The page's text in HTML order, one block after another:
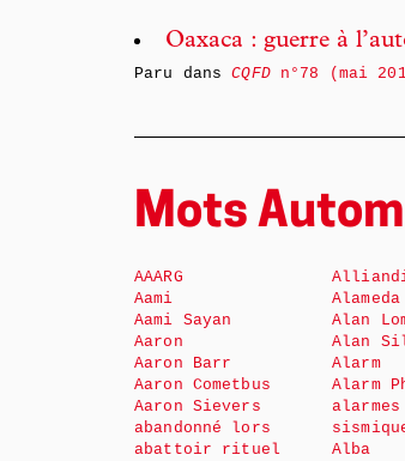
Oaxaca : guerre à
Paru dansCQFDn°78 (mai
Mots
AAARG
Aami
Aami Sayan
Aaron
Aaron Barr
Aaron Cometbus
Aaron Sievers
abandonné lors
abattoir rituel
Alameda
Alan
Alan
Alarm
Alarm
alarmes
Alba